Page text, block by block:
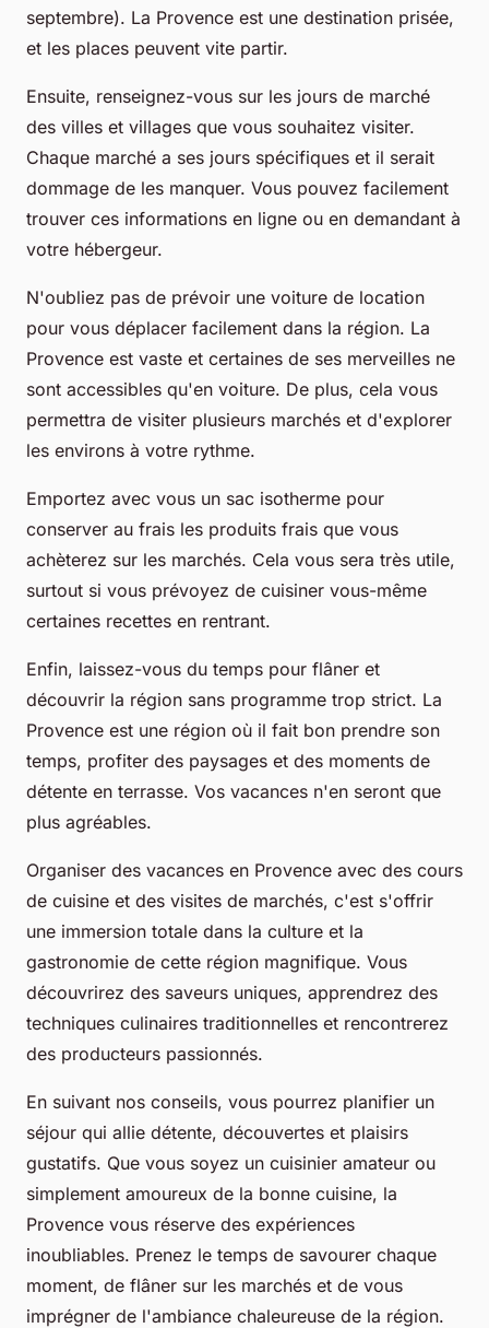
septembre). La Provence est une destination prisée,
et les places peuvent vite partir.
Ensuite, renseignez-vous sur les jours de marché
des villes et villages que vous souhaitez visiter.
Chaque marché a ses jours spécifiques et il serait
dommage de les manquer. Vous pouvez facilement
trouver ces informations en ligne ou en demandant à
votre hébergeur.
N'oubliez pas de prévoir une voiture de location
pour vous déplacer facilement dans la région. La
Provence est vaste et certaines de ses merveilles ne
sont accessibles qu'en voiture. De plus, cela vous
permettra de visiter plusieurs marchés et d'explorer
les environs à votre rythme.
Emportez avec vous un sac isotherme pour
conserver au frais les produits frais que vous
achèterez sur les marchés. Cela vous sera très utile,
surtout si vous prévoyez de cuisiner vous-même
certaines recettes en rentrant.
Enfin, laissez-vous du temps pour flâner et
découvrir la région sans programme trop strict. La
Provence est une région où il fait bon prendre son
temps, profiter des paysages et des moments de
détente en terrasse. Vos vacances n'en seront que
plus agréables.
Organiser des vacances en Provence avec des cours
de cuisine et des visites de marchés, c'est s'offrir
une immersion totale dans la culture et la
gastronomie de cette région magnifique. Vous
découvrirez des saveurs uniques, apprendrez des
techniques culinaires traditionnelles et rencontrerez
des producteurs passionnés.
En suivant nos conseils, vous pourrez planifier un
séjour qui allie détente, découvertes et plaisirs
gustatifs. Que vous soyez un cuisinier amateur ou
simplement amoureux de la bonne cuisine, la
Provence vous réserve des expériences
inoubliables. Prenez le temps de savourer chaque
moment, de flâner sur les marchés et de vous
imprégner de l'ambiance chaleureuse de la région.